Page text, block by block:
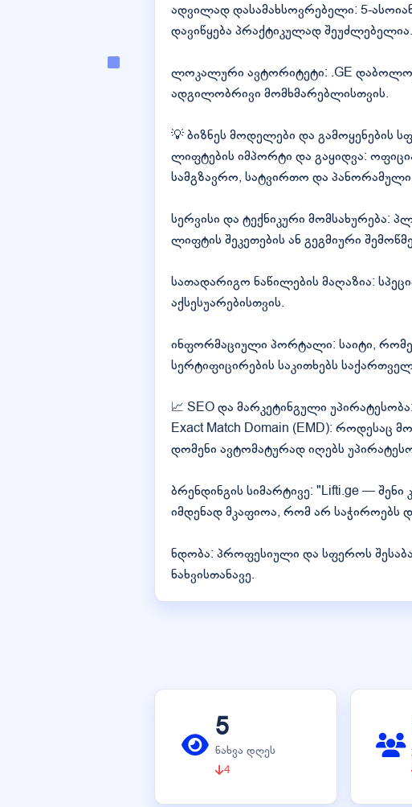
ადვილად დასამახსოვრებელი: 5-
დავიწყება პრაქტიკულად შეუძლებელია.
ლოკალური ავტორიტეტი: .GE
ადგილობრივი მომხმარებლისთვის.
💡 ბიზნეს მოდელები და გამოყენების
ლიფტების იმპორტი და გაყიდვა:
სამგზავრო, სატვირთო და
სერვისი და ტექნიკური მომსახურება:
ლიფტის შეკეთების ან გეგმიური
სათადარიგო ნაწილების მაღაზია:
აქსესუარებისთვის.
ინფორმაციული პორტალი: საიტი,
სერტიფიცირების საკითხებს
📈 SEO და მარკეტინგული უპირატესობა:
Exact Match Domain (EMD): როდესაც
დომენი ავტომატურად იღებს
ბრენდინგის სიმარტივე: "Lifti.ge —
იმდენად მკაფიოა, რომ არ საჭიროებს
ნდობა: პროფესიული და სფეროს
ნახვისთანავე.
5
ნახვა დღეს
4